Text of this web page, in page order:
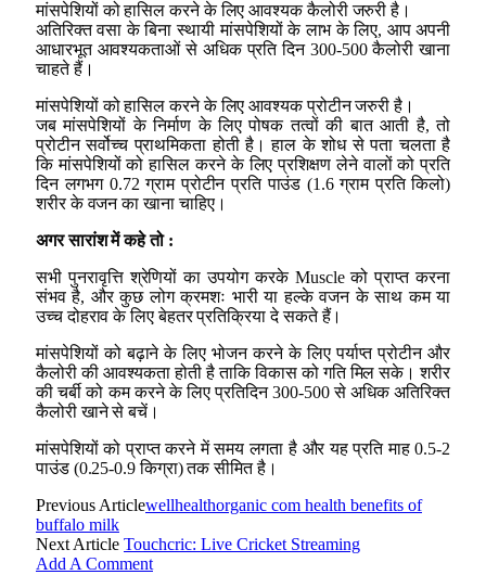
मांसपेशियों को हासिल करने के लिए आवश्यक कैलोरी जरुरी है।
अतिरिक्त वसा के बिना स्थायी मांसपेशियों के लाभ के लिए, आप अपनी
आधारभूत आवश्यकताओं से अधिक प्रति दिन 300-500 कैलोरी खाना
चाहते हैं।
मांसपेशियों को हासिल करने के लिए आवश्यक प्रोटीन जरुरी है।
जब मांसपेशियों के निर्माण के लिए पोषक तत्वों की बात आती है, तो
प्रोटीन सर्वोच्च प्राथमिकता होती है। हाल के शोध से पता चलता है
कि मांसपेशियों को हासिल करने के लिए प्रशिक्षण लेने वालों को प्रति
दिन लगभग 0.72 ग्राम प्रोटीन प्रति पाउंड (1.6 ग्राम प्रति किलो)
शरीर के वजन का खाना चाहिए।
अगर सारांश में कहे तो :
सभी पुनरावृत्ति श्रेणियों का उपयोग करके Muscle को प्राप्त करना
संभव है, और कुछ लोग क्रमशः भारी या हल्के वजन के साथ कम या
उच्च दोहराव के लिए बेहतर प्रतिक्रिया दे सकते हैं।
मांसपेशियों को बढ़ाने के लिए भोजन करने के लिए पर्याप्त प्रोटीन और
कैलोरी की आवश्यकता होती है ताकि विकास को गति मिल सके। शरीर
की चर्बी को कम करने के लिए प्रतिदिन 300-500 से अधिक अतिरिक्त
कैलोरी खाने से बचें।
मांसपेशियों को प्राप्त करने में समय लगता है और यह प्रति माह 0.5-2
पाउंड (0.25-0.9 किग्रा) तक सीमित है।
Previous Articlewellhealthorganic com health benefits of
buffalo milk
Next Article Touchcric: Live Cricket Streaming
Add A Comment